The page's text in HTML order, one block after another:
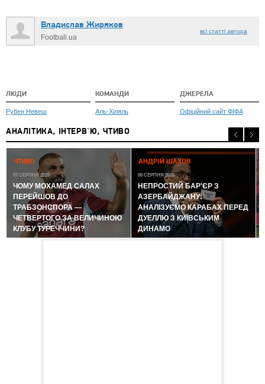
Владислав Жиряков
Football.ua
всі статті автора
ЛЮДИ
Рубен Невеш
КОМАНДИ
Аль-Хіляль
ДЖЕРЕЛА
Офіційний сайт ФІФА
АНАЛІТИКА, ІНТЕРВ'Ю, ЧТИВО
ЧТИВО
07 СЕРПНЯ 2026
ЧОМУ МОХАМЕД САЛАХ
ПЕРЕЙШОВ ДО
ТРАБЗОНСПОРА —
ЧЕТВЕРТОГО ЗА ВЕЛИЧИНОЮ
КЛУБУ ТУРЕЧЧИНИ?
АНДРІЙ ШАХОВ
05 СЕРПНЯ 2026
НЕПРОСТИЙ БАР'ЄР З
АЗЕРБАЙДЖАНУ:
АНАЛІЗУЄМО КАРАБАХ ПЕРЕД
ДУЕЛЛЮ З КИЇВСЬКИМ
ДИНАМО